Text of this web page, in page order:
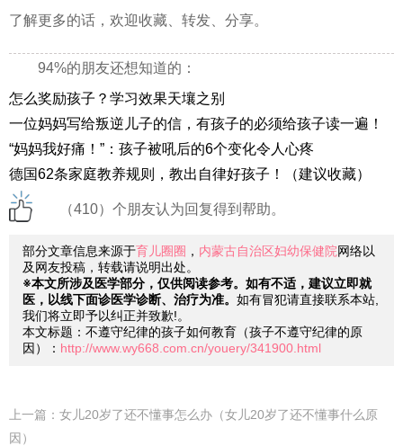
了解更多的话，欢迎收藏、转发、分享。
94%的朋友还想知道的：
怎么奖励孩子？学习效果天壤之别
一位妈妈写给叛逆儿子的信，有孩子的必须给孩子读一遍！
“妈妈我好痛！”：孩子被吼后的6个变化令人心疼
德国62条家庭教养规则，教出自律好孩子！（建议收藏）
（410）个朋友认为回复得到帮助。
部分文章信息来源于育儿圈圈 ， 内蒙古自治区妇幼保健院网络以
及网友投稿，转载请说明出处。
※本文所涉及医学部分，仅供阅读参考。如有不适，建议立即就
医，以线下面诊医学诊断、治疗为准。 如有冒犯请直接联系本站,
我们将立即予以纠正并致歉!。
本文标题：不遵守纪律的孩子如何教育（孩子不遵守纪律的原
因）： http://www.wy668.com.cn/youery/341900.html
上一篇： 女儿20岁了还不懂事怎么办（女儿20岁了还不懂事什么原
因）